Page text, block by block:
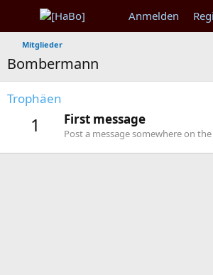
Anmelden
Mitglieder
Bombermann
Trophäen
1 First message
Post a message somewhere on